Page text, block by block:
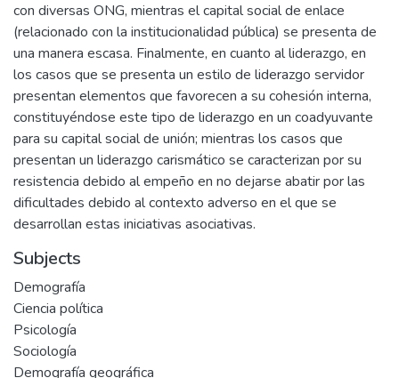
con diversas ONG, mientras el capital social de enlace
(relacionado con la institucionalidad pública) se presenta de
una manera escasa. Finalmente, en cuanto al liderazgo, en
los casos que se presenta un estilo de liderazgo servidor
presentan elementos que favorecen a su cohesión interna,
constituyéndose este tipo de liderazgo en un coadyuvante
para su capital social de unión; mientras los casos que
presentan un liderazgo carismático se caracterizan por su
resistencia debido al empeño en no dejarse abatir por las
dificultades debido al contexto adverso en el que se
desarrollan estas iniciativas asociativas.
Subjects
Demografía
Ciencia política
Psicología
Sociología
Demografía geográfica